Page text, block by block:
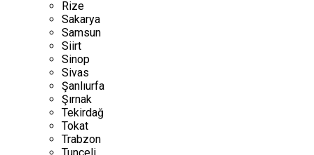
Rize
Sakarya
Samsun
Siirt
Sinop
Sivas
Şanlıurfa
Şırnak
Tekirdağ
Tokat
Trabzon